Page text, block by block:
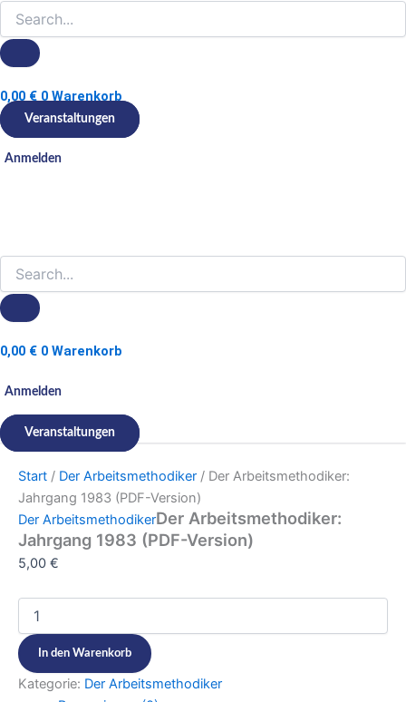
0,00 € 0 Warenkorb
Veranstaltungen
Anmelden
0,00 € 0 Warenkorb
Anmelden
Veranstaltungen
Start / Der Arbeitsmethodiker / Der Arbeitsmethodiker:
Jahrgang 1983 (PDF-Version)​​
Der ArbeitsmethodikerDer Arbeitsmethodiker:
Jahrgang 1983 (PDF-Version)​​
5,00 €
In den Warenkorb
Kategorie: Der Arbeitsmethodiker